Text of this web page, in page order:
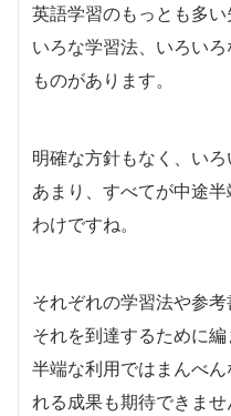
英語学習のもっとも多
いろな学習法、いろい
ものがあります。
明確な方針もなく、い
あまり、すべてが中途
わけですね。
それぞれの学習法や参考
それを到達するために
半端な利用ではまんべ
れる成果も期待できませ